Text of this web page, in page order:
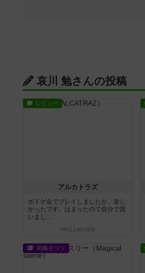
哀川 勉さんの投稿
レビュー
アルカトラズ
ボドゲ会でプレイしましたが、楽し
かったです。はまったので自分で買
いまし...
3年以上前 の投稿
戦略やコツ